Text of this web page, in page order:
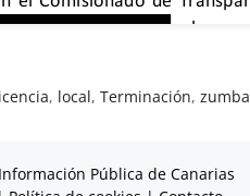
, local,Terminación,zumba
Pública de Canarias